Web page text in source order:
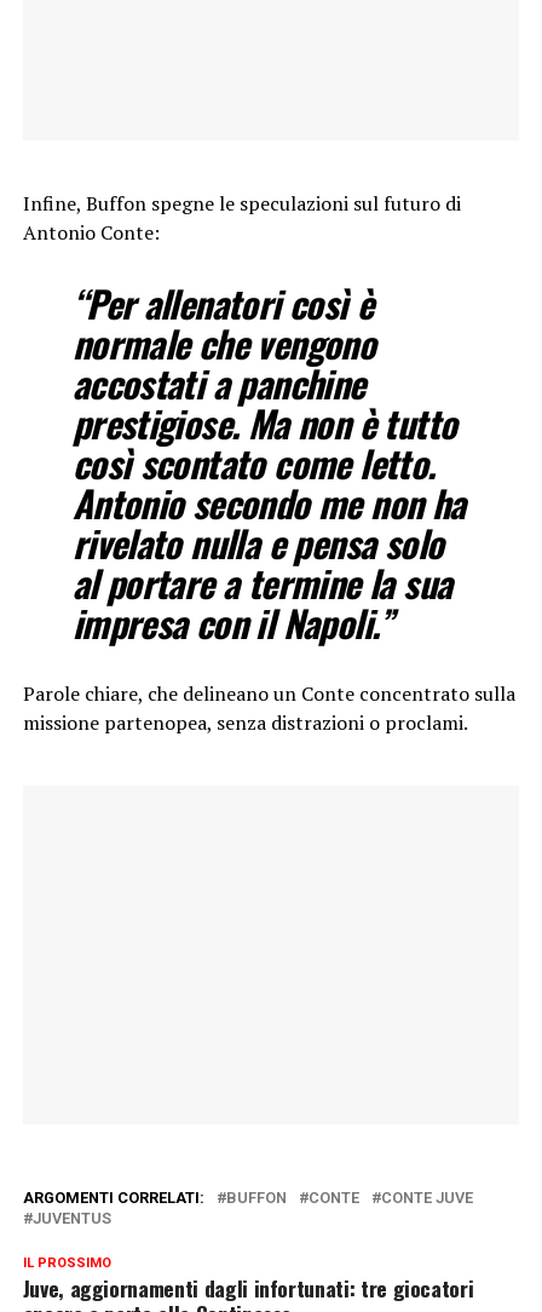
Infine, Buffon spegne le speculazioni sul futuro di
Antonio Conte:
“Per allenatori così è
normale che vengono
accostati a panchine
prestigiose. Ma non è tutto
così scontato come letto.
Antonio secondo me non ha
rivelato nulla e pensa solo
al portare a termine la sua
impresa con il Napoli.”
Parole chiare, che delineano un Conte concentrato sulla
missione partenopea, senza distrazioni o proclami.
ARGOMENTI CORRELATI: BUFFON CONTE
CONTE JUVE
JUVENTUS
IL PROSSIMO
Juve, aggiornamenti dagli infortunati: tre giocatori